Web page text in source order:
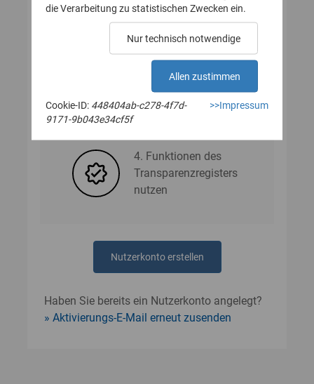
des Nutzerkontos
bestätigen
3. Nutzerdaten angeben
4. Funktionen des
Transparenzregisters
nutzen
Nutzerkonto erstellen
Haben Sie bereits ein Nutzerkonto angelegt?
Aktivierungs-E-Mail erneut zusenden
die Verarbeitung zu statistischen Zwecken ein.
Nur technisch notwendige
Allen zustimmen
Cookie-ID: 448404ab-c278-4f7d-
9171-9b043e34cf5f
>>Impressum